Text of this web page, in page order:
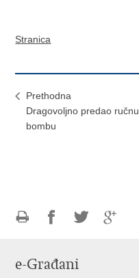
Stranica
Prethodna
Dragovoljno predao ručnu
bombu
FacebookuTwitteru
e-Građani